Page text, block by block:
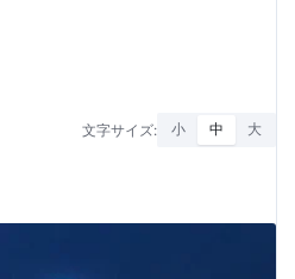
文字サイズ: 小 中 大